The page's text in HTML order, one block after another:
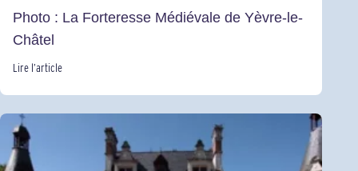
Photo : La Forteresse Médiévale de Yèvre-le-
Châtel
Lire l’article